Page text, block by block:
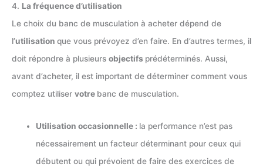
4. La fréquence d’utilisation
Le choix du banc de musculation à acheter dépend de
l’utilisation que vous prévoyez d’en faire. En d’autres termes, il
doit répondre à plusieurs objectifs prédéterminés. Aussi,
avant d’acheter, il est important de déterminer comment vous
comptez utiliser votre banc de musculation.
Utilisation occasionnelle : la performance n’est pas
nécessairement un facteur déterminant pour ceux qui
débutent ou qui prévoient de faire des exercices de